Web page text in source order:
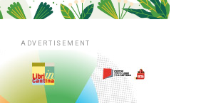
ADVERTISEMENT